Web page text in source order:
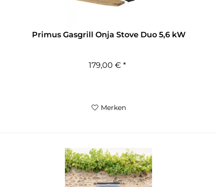
Primus Gasgrill Onja Stove Duo 5,6 kW
179,00 € *
Merken